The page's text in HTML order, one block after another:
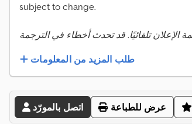
subject to change.
طلب المزيد من المعلومات
اتصل بالمورّد عرض للطباعة